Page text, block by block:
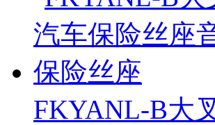
FKYANL-B大